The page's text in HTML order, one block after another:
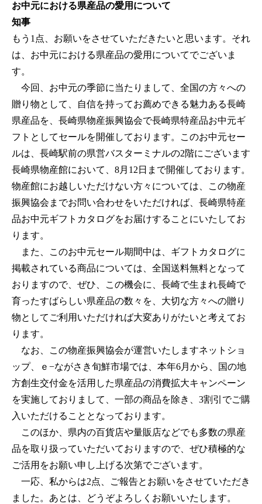
お中元における県産品の愛用について
知事
もう1点、お願いをさせていただきたいと思います。それ
は、お中元における県産品の愛用についてでございま
す。
今回、お中元の季節に当たりまして、全国の方々への
贈り物として、自信を持ってお薦めできる魅力ある長崎
県産品を、長崎県物産振興協会で長崎県特産品お中元ギ
フトとしてセールを開催しております。このお中元セー
ルは、長崎駅前の県営バスターミナルの2階にございます
長崎県物産館において、8月12日まで開催しております。
物産館にお越しいただけない方々については、この物産
振興協会までお問い合わせをいただければ、長崎県特産
品お中元ギフトカタログをお届けすることにいたしてお
ります。
また、このお中元セール期間中は、ギフトカタログに
掲載されている商品については、全国送料無料となって
おりますので、ぜひ、この機会に、長崎で生まれ長崎で
育ったすばらしい県産品の数々を、大切な方々への贈り
物としてご利用いただければ大変ありがたいと考えてお
ります。
なお、この物産振興協会が運営いたしますネットショ
ップ、ｅ−ながさき旬鮮市場では、本年6月から、国の地
方創生交付金を活用した県産品の消費拡大キャンペーン
を実施しておりまして、一部の商品を除き、3割引でご購
入いただけることとなっております。
このほか、県内の百貨店や量販店などでも多数の県産
品を取り扱っていただいておりますので、ぜひ積極的な
ご活用をお願い申し上げる次第でございます。
一応、私からは2点、ご報告とお願いをさせていただき
ました。あとは、どうぞよろしくお願いいたします。